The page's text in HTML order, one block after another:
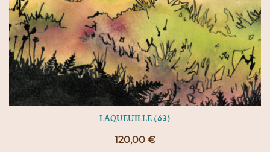
LAQUEUILLE (63)
120,00 €